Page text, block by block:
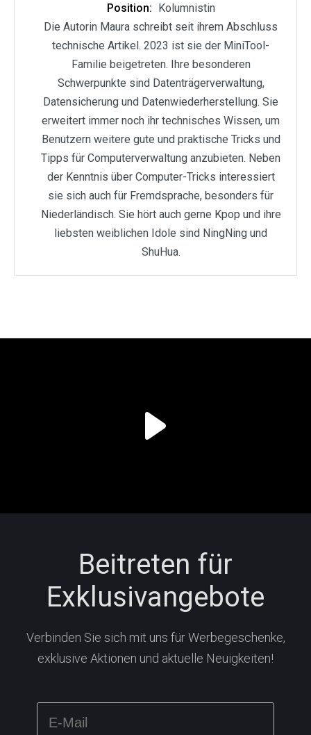
Position: Kolumnistin
Die Autorin Maura schreibt seit ihrem Abschluss
technische Artikel. 2023 ist sie der MiniTool-
Familie beigetreten. Ihre besonderen
Schwerpunkte sind Datenträgerverwaltung,
Datensicherung und Datenwiederherstellung. Sie
erweitert immer noch ihr technisches Wissen, um
Benutzern weitere gute und praktische Tricks und
Tipps für Computerverwaltung anzubieten. Neben
der Kenntnis über Computer-Tricks interessiert
sie sich auch für Fremdsprache, besonders für
Niederländisch. Sie hört auch gerne Kpop und ihre
liebsten weiblichen Idole sind NingNing und
ShuHua.
Beitreten für
Exklusivangebote
Verbinden Sie sich mit uns für Werbegeschenke,
exklusive Aktionen und aktuelle Neuigkeiten!